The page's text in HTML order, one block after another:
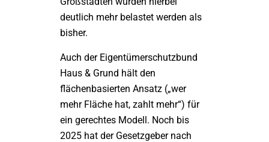
deutlich mehr belastet werden als
bisher.
Auch der Eigentümerschutzbund
Haus & Grund hält den
flächenbasierten Ansatz („wer
mehr Fläche hat, zahlt mehr“) für
ein gerechtes Modell. Noch bis
2025 hat der Gesetzgeber nach